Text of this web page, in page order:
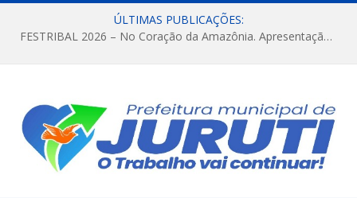
ÚLTIMAS PUBLICAÇÕES:
FESTRIBAL 2026 – No Coração da Amazônia. Apresentação da Munduruku.